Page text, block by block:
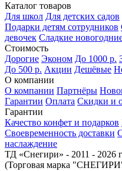
Каталог товаров
Для школ Для детских садов
Подарки детям сотрудников
девочек Сладкие
Стоимость
Дорогие Эконом До 1000 р.
До 500 р. Акции Дешёвые
О компании
О компании Партнёры
Гарантии Оплата Скидки и
Гарантии
Качество конфет и подарков
Своевременность доставки
наслаждение
ТД «Снегири» - 2011 - 2026
(Торговая марка